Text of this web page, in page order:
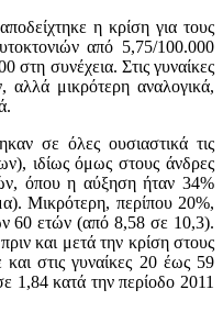
η κρίση για τους
από 5,75/100.000
στη συνέχεια. Στις γυναίκες
αλλά μικρότερη αναλογικά,
σε όλες ουσιαστικά τις
ιδίως όμως στους άνδρες
όπου η αύξηση ήταν 34%
Μικρότερη, περίπου 20%,
60 ετών (από 8,58 σε 10,3).
και μετά την κρίση στους
στις γυναίκες 20 έως 59
1,84 κατά την περίοδο 2011